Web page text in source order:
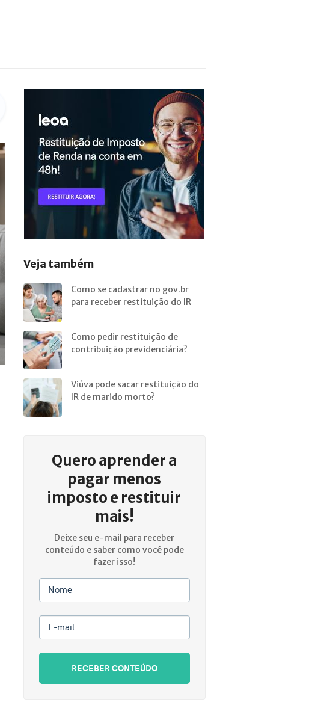
Veja também
Como se cadastrar no gov.br
para receber restituição do IR
Como pedir restituição de
contribuição previdenciária?
Viúva pode sacar restituição do
IR de marido morto?
Quero aprender a
pagar menos
imposto e restituir
mais!
Deixe seu e-mail para receber
conteúdo e saber como você pode
fazer isso!
Nome
E-mail
RECEBER CONTEÚDO